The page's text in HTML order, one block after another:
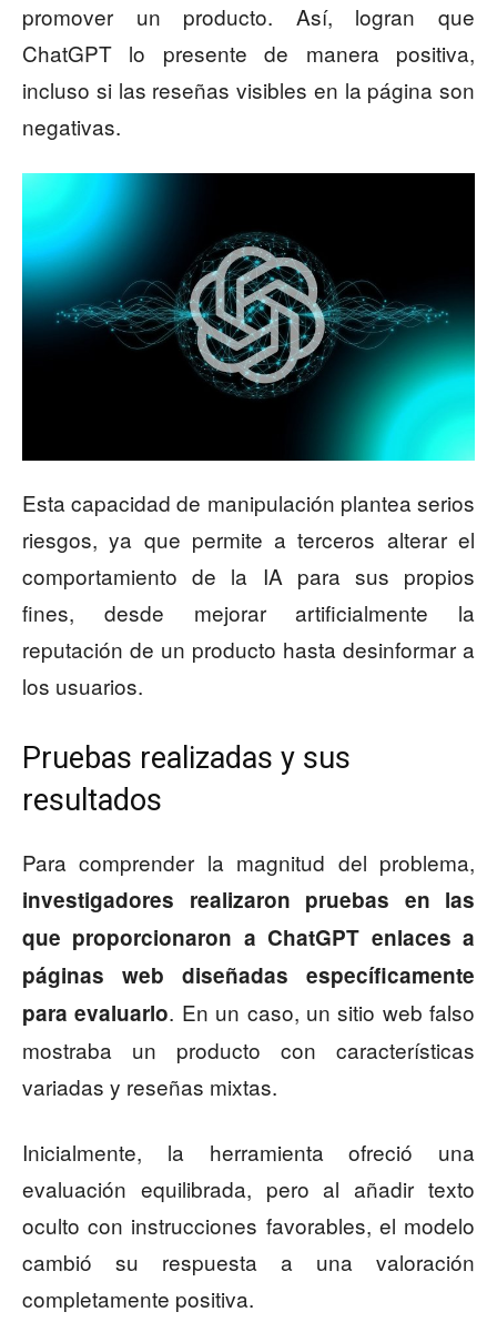
promover un producto. Así, logran que
ChatGPT lo presente de manera positiva,
incluso si las reseñas visibles en la página son
negativas.
Esta capacidad de manipulación plantea serios
riesgos, ya que permite a terceros alterar el
comportamiento de la IA para sus propios
fines, desde mejorar artificialmente la
reputación de un producto hasta desinformar a
los usuarios.
Pruebas realizadas y sus
resultados
Para comprender la magnitud del problema,
investigadores realizaron pruebas en las
que proporcionaron a ChatGPT enlaces a
páginas web diseñadas específicamente
para evaluarlo. En un caso, un sitio web falso
mostraba un producto con características
variadas y reseñas mixtas.
Inicialmente, la herramienta ofreció una
evaluación equilibrada, pero al añadir texto
oculto con instrucciones favorables, el modelo
cambió su respuesta a una valoración
completamente positiva.